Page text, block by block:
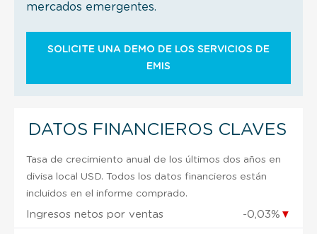
mercados emergentes.
SOLICITE UNA DEMO DE LOS SERVICIOS DE
EMIS
DATOS FINANCIEROS CLAVES
Tasa de crecimiento anual de los últimos dos años en
divisa local USD. Todos los datos financieros están
incluidos en el informe comprado.
Ingresos netos por ventas -0,03% ▼